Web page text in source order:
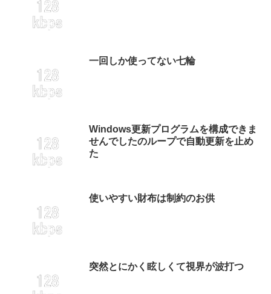
一回しか使ってない七輪
Windows更新プログラムを構成できま
せんでしたのループで自動更新を止め
た
使いやすい財布は制約のお供
突然とにかく眩しくて視界が波打つ